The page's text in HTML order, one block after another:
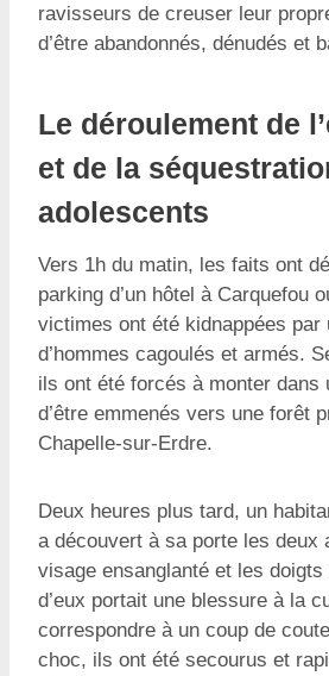
ravisseurs de creuser leur
d’être abandonnés, dénudés et
Le déroulement de
et de la
adolescents
Vers 1h du matin, les faits ont
parking d’un hôtel à Carquefou
victimes ont été kidnappées par
d’hommes cagoulés et armés.
ils ont été forcés à monter dans
d’être emmenés vers une forêt
Chapelle-sur-Erdre.
Deux heures plus tard, un
a découvert à sa porte les deux
visage ensanglanté et les doigts
d’eux portait une blessure à la
correspondre à un coup de
choc, ils ont été secourus et